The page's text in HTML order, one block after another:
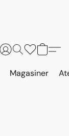
Magasiner